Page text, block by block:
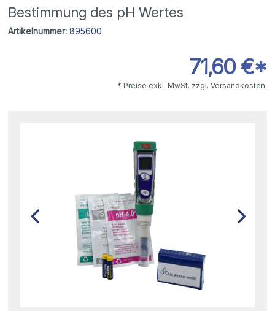
Bestimmung des pH Wertes
Artikelnummer: 895600
71,60 €*
* Preise exkl. MwSt. zzgl. Versandkosten.